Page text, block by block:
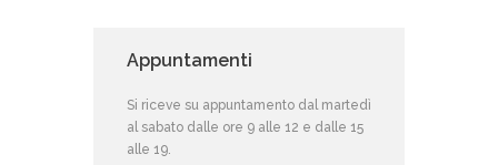
Appuntamenti
Si riceve su appuntamento dal martedì
al sabato dalle ore 9 alle 12 e dalle 15
alle 19.